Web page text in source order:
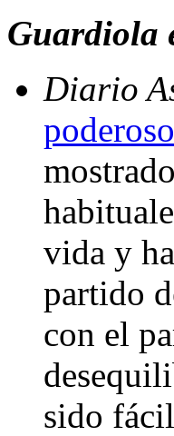
Guardiola
Diario
vida y
partido
con el
sido